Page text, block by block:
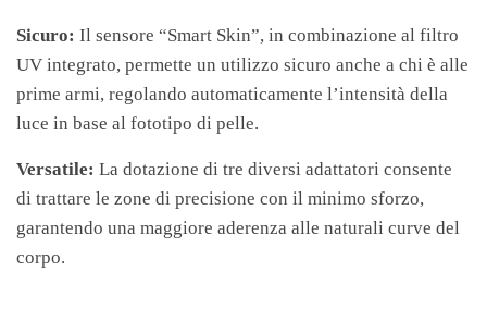
Sicuro: Il sensore “Smart Skin”, in combinazione al filtro
UV integrato, permette un utilizzo sicuro anche a chi è alle
prime armi, regolando automaticamente l’intensità della
luce in base al fototipo di pelle.
Versatile: La dotazione di tre diversi adattatori consente
di trattare le zone di precisione con il minimo sforzo,
garantendo una maggiore aderenza alle naturali curve del
corpo.